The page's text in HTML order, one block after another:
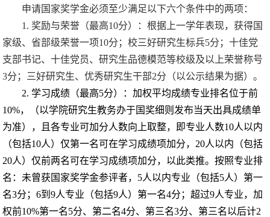
申请国家奖学金必须至少满足以下六个条件中的两项：
1. 奖励与荣誉（最高10分）：根据上一学年表现，获得国
家级、省部级荣誉一项10分；校三好研究生标兵5分；十佳党
支部书记、十佳党员、研究生品德模范等校级及以上荣誉称号
3分；三好研究生、优秀研究生干部2分（以公示结果为据）。
2. 学习成绩（最高5分）：加权平均成绩专业排名位于前
10%，（以学院研究生教务办于国奖细则发布当天出具成绩单
为准），且各专业可加分人数向上取整，即专业人数10人以内
（包括10人）仅第一名可在学习成绩项加分， 20人以内（包括
20人）仅前两名可在学习成绩项加分，以此类推。按照专业排
名：未曾获国家奖学金参评者， 5人以内专业（包括5人）第一
名3分；6到9人专业（包括9人）第一名4分；超过9人专业，加
权前10%第一名5分、第二名4分、第三名3分、第三名以后计2